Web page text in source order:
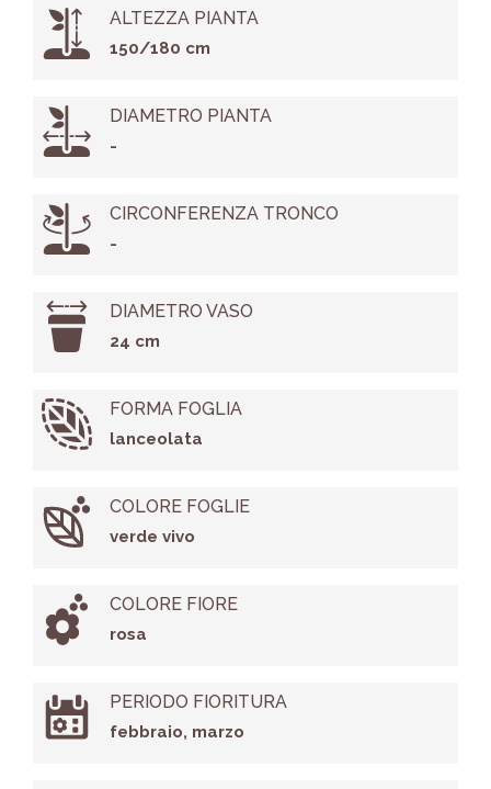
ALTEZZA PIANTA
150/180 cm
DIAMETRO PIANTA
-
CIRCONFERENZA TRONCO
-
DIAMETRO VASO
24 cm
FORMA FOGLIA
lanceolata
COLORE FOGLIE
verde vivo
COLORE FIORE
rosa
PERIODO FIORITURA
febbraio, marzo